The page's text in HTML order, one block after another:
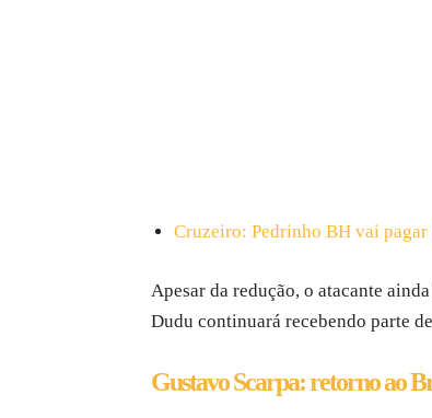
Cruzeiro: Pedrinho BH vai
Apesar da redução, o atacante
Dudu continuará recebendo parte
Gustavo Scarpa: retorno ao